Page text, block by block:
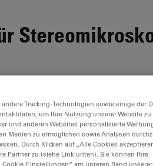
Tracking-Technologien sowie einige der
um Ihre Nutzung unserer Website
und anderen Websites personalisierte
Medien zu ermöglichen sowie Analysen
Durch Klicken auf „Alle Cookies
Partner zu (siehe Link unten). Sie können Ihre
Einstellungen“ am unteren Rand